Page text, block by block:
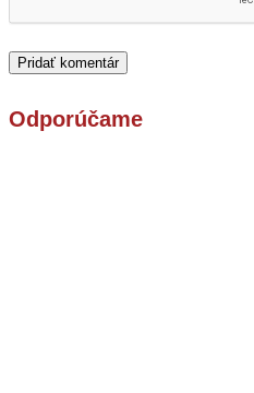
Odporúčame